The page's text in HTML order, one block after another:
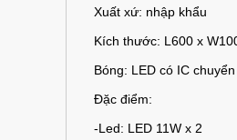
Xuất xứ: nhập khẩu
Kích thước: L600 x
Bóng: LED có IC
Đặc điểm:
-Led: LED 11W x 2